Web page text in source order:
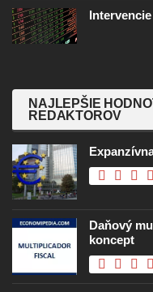
NAJLEPŠIE
REDAKTOROV
Daňový
koncept